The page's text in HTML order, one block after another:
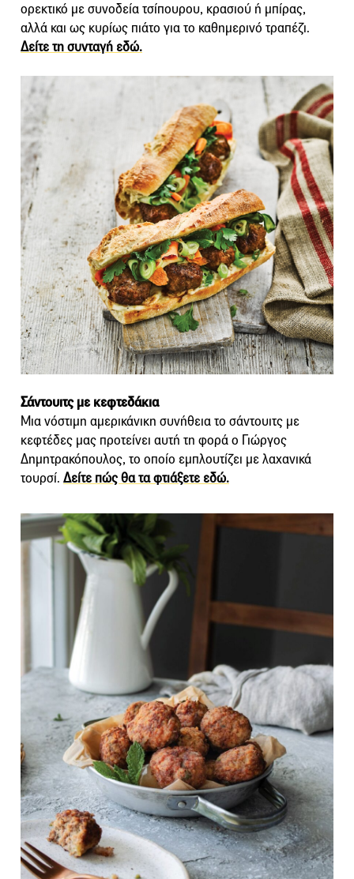
ορεκτικό με συνοδεία τσίπουρου, κρασιού ή μπίρας,
αλλά και ως κυρίως πιάτο για το καθημερινό τραπέζι.
Δείτε τη συνταγή εδώ.
Σάντουιτς με κεφτεδάκια
Μια νόστιμη αμερικάνικη συνήθεια το σάντουιτς με
κεφτέδες μας προτείνει αυτή τη φορά ο Γιώργος
Δημητρακόπουλος, το οποίο εμπλουτίζει με λαχανικά
τουρσί. Δείτε πώς θα τα φτιάξετε εδώ.